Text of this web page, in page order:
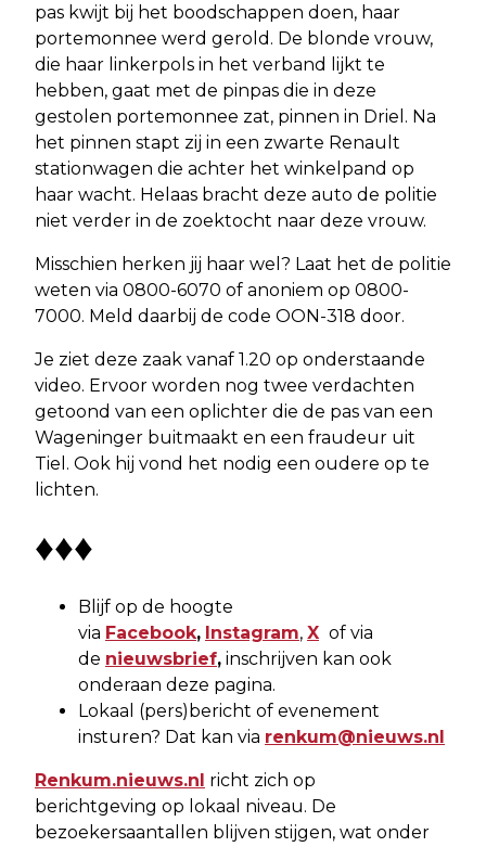
pas kwijt bij het boodschappen doen, haar
portemonnee werd gerold. De blonde vrouw,
die haar linkerpols in het verband lijkt te
hebben, gaat met de pinpas die in deze
gestolen portemonnee zat, pinnen in Driel. Na
het pinnen stapt zij in een zwarte Renault
stationwagen die achter het winkelpand op
haar wacht. Helaas bracht deze auto de politie
niet verder in de zoektocht naar deze vrouw.
Misschien herken jij haar wel? Laat het de politie
weten via 0800-6070 of anoniem op 0800-
7000. Meld daarbij de code OON-318 door.
Je ziet deze zaak vanaf 1.20 op onderstaande
video. Ervoor worden nog twee verdachten
getoond van een oplichter die de pas van een
Wageninger buitmaakt en een fraudeur uit
Tiel. Ook hij vond het nodig een oudere op te
lichten.
♦♦♦
Blijf op de hoogte
via Facebook, Instagram, X of via
de nieuwsbrief, inschrijven kan ook
onderaan deze pagina.
Lokaal (pers)bericht of evenement
insturen? Dat kan via renkum@nieuws.nl
Renkum.nieuws.nl richt zich op
berichtgeving op lokaal niveau. De
bezoekersaantallen blijven stijgen, wat onder